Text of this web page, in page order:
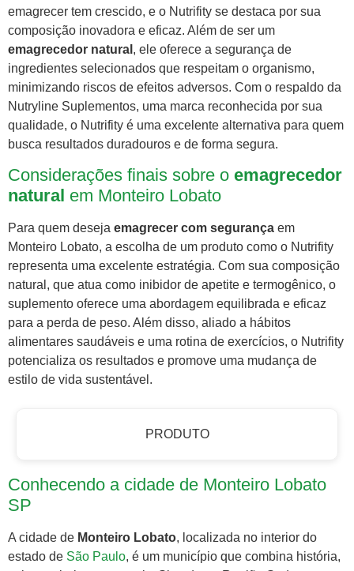
emagrecer tem crescido, e o Nutrifity se destaca por sua
composição inovadora e eficaz. Além de ser um
emagrecedor natural , ele oferece a segurança de
ingredientes selecionados que respeitam o organismo,
minimizando riscos de efeitos adversos. Com o respaldo da
Nutryline Suplementos, uma marca reconhecida por sua
qualidade, o Nutrifity é uma excelente alternativa para quem
busca resultados duradouros e de forma segura.
Considerações finais sobre o emagrecedor
natural em Monteiro Lobato
Para quem deseja emagrecer com segurança em
Monteiro Lobato, a escolha de um produto como o Nutrifity
representa uma excelente estratégia. Com sua composição
natural, que atua como inibidor de apetite e termogênico, o
suplemento oferece uma abordagem equilibrada e eficaz
para a perda de peso. Além disso, aliado a hábitos
alimentares saudáveis e uma rotina de exercícios, o Nutrifity
potencializa os resultados e promove uma mudança de
estilo de vida sustentável.
PRODUTO
Conhecendo a cidade de Monteiro Lobato
SP
A cidade de Monteiro Lobato, localizada no interior do
estado de São Paulo, é um município que combina história,